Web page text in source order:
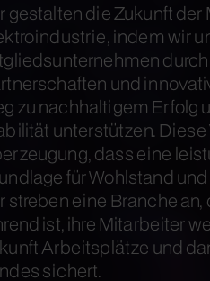
gestalten die Zukunft der
indem wir
und
zu nachhaltigem Erfolg
unterstützen.
dass eine
für Wohlstand
streben eine Branche
ist, ihre Mitarbeiter
Arbeitsplätze und
sichert.